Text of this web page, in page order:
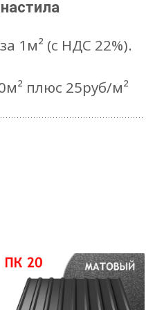
1м² (с НДС 22%).
плюс 25руб/м²